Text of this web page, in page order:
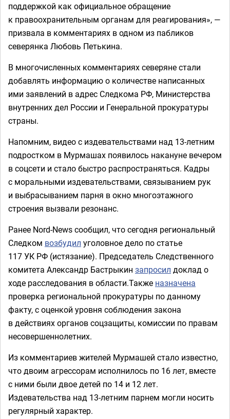
поддержкой как официальное обращение
к правоохранительным органам для реагирования», —
призвала в комментариях в одном из пабликов
северянка Любовь Петькина.
В многочисленных комментариях северяне стали
добавлять информацию о количестве написанных
ими заявлений в адрес Следкома РФ, Министерства
внутренних дел России и Генеральной прокуратуры
страны.
Напомним, видео с издевательствами над 13-летним
подростком в Мурмашах появилось накануне вечером
в соцсети и стало быстро распространяться. Кадры
с моральными издевательствами, связыванием рук
и выбрасыванием парня в окно многоэтажного
строения вызвали резонанс.
Ранее Nord-News сообщил, что сегодня региональный
Следком возбудил уголовное дело по статье
117 УК РФ (истязание). Председатель Следственного
комитета Александр Бастрыкин запросил доклад о
ходе расследования в области.Также назначена
проверка региональной прокуратуры по данному
факту, с оценкой уровня соблюдения закона
в действиях органов соцзащиты, комиссии по правам
несовершеннолетних.
Из комментариев жителей Мурмашей стало известно,
что двоим агрессорам исполнилось по 16 лет, вместе
с ними были двое детей по 14 и 12 лет.
Издевательства над 13-летним парнем могли носить
регулярный характер.